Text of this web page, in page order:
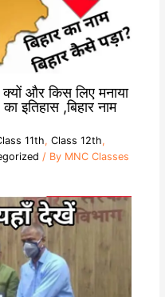
और किस लिए मनाया
इतिहास ,बिहार नाम
11th, Class 12th,
/ By MNC Classes